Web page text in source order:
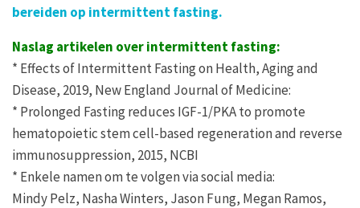
bereiden op intermittent fasting.
Naslag artikelen over intermittent fasting:
* Effects of Intermittent Fasting on Health, Aging and
Disease, 2019, New England Journal of Medicine:
* Prolonged Fasting reduces IGF-1/PKA to promote
hematopoietic stem cell-based regeneration and reverse
immunosuppression, 2015, NCBI
* Enkele namen om te volgen via social media:
Mindy Pelz, Nasha Winters, Jason Fung, Megan Ramos,